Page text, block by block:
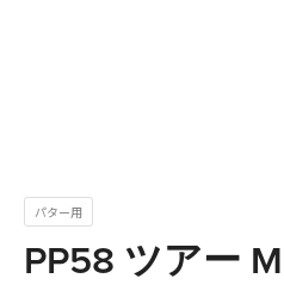
PP58 ツアー M
パター用